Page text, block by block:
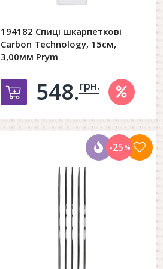
194182 Спиці шкарпеткові
Carbon Technology, 15см,
3,00мм Prym
Добавить в корзину
548.грн.
-25 %